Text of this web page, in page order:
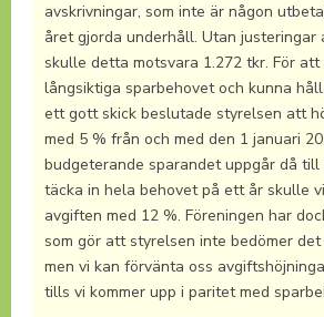
avskrivningar, som inte är någon
året gjorda underhåll. Utan justeringar
skulle detta motsvara 1.272 tkr. För
långsiktiga sparbehovet och kunna
ett gott skick beslutade styrelsen att
med 5 % från och med den 1 januari
budgeterande sparandet uppgår då till
täcka in hela behovet på ett år skulle
avgiften med 12 %. Föreningen har
som gör att styrelsen inte bedömer det
men vi kan förvänta oss
tills vi kommer upp i paritet med